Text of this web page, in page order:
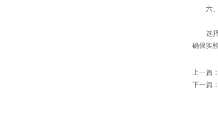
六、
选择
确保实
上一篇
下一篇